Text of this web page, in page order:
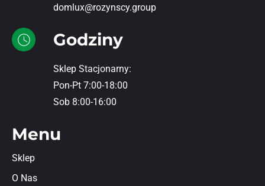
domlux@rozynscy.group
Godziny
Sklep Stacjonarny:
Pon-Pt 7:00-18:00
Sob 8:00-16:00
Menu
Sklep
O Nas